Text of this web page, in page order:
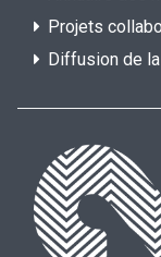
Projets
Diffusion de